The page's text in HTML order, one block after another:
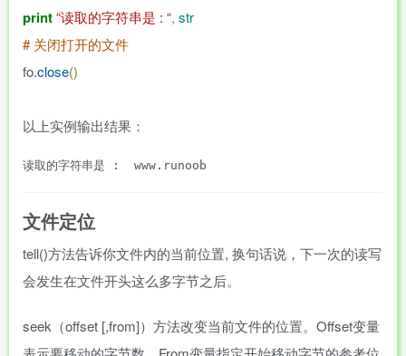
print“读取的字符串是 : “, str
# 关闭打开的文件
fo.close()
以上实例输出结果：
文件定位
tell()方法告诉你文件内的当前位置, 换句话说，下一次的读写
会发生在文件开头这么多字节之后。
seek（offset [,from]）方法改变当前文件的位置。Offset变量